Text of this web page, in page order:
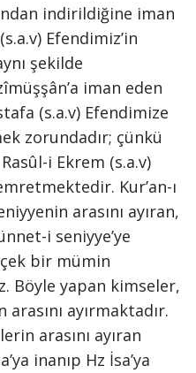
indirildiğine iman
Efendimiz’in
şekilde
iman eden
(s.a.v) Efendimize
zorundadır; çünkü
i Ekrem (s.a.v)
Kur’an-ı
arasını ayıran,
i seniyye’ye
bir mümin
Böyle yapan kimseler,
ayırmaktadır.
arasını ayıran
inanıp Hz İsa’ya